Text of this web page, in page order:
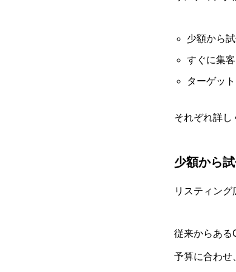
少額から
すぐに集
ターゲッ
それぞれ詳し
少額から
リスティング
従来からある
予算に合わせ